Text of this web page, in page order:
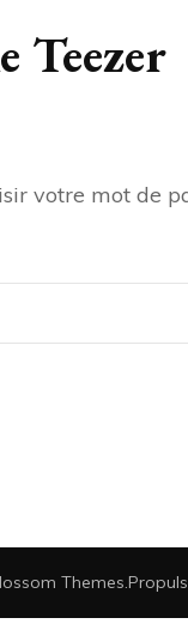
Teezer
votre mot de
Themes